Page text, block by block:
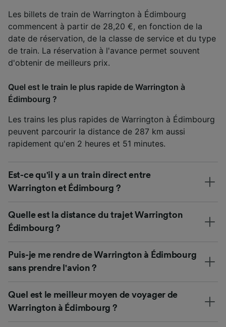
Les billets de train de Warrington à Édimbourg
commencent à partir de 28,20 €, en fonction de la
date de réservation, de la classe de service et du type
de train. La réservation à l'avance permet souvent
d'obtenir de meilleurs prix.
Quel est le train le plus rapide de Warrington à
Édimbourg ?
Les trains les plus rapides de Warrington à Édimbourg
peuvent parcourir la distance de 287 km aussi
rapidement qu'en 2 heures et 51 minutes.
Est-ce qu'il y a un train direct entre
Warrington et Édimbourg ?
Quelle est la distance du trajet Warrington
Édimbourg ?
Puis-je me rendre de Warrington à Édimbourg
sans prendre l'avion ?
Quel est le meilleur moyen de voyager de
Warrington à Édimbourg ?